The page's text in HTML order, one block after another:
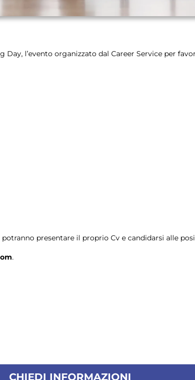
Day, l’evento organizzato dal Career Service per
presentare il proprio Cv e candidarsi alle
.
CHIEDI INFORMAZIONI